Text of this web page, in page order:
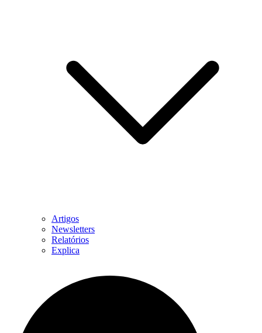
Artigos
Newsletters
Relatórios
Explica